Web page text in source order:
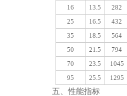
16
13.5 282
25
16.5 432
35
18.5 564
50
21.5 794
70
23.5 1045
95
25.5 1295
五 、性能指标